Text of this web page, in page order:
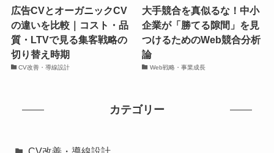
広告CVとオーガニックCV
の違いを比較｜コスト・品
質・LTVで見る集客戦略の
切り替え時期
CV改善・導線設計
大手競合を真似るな！中小
企業が「勝てる隙間」を見
つけるためのWeb競合分析
論
Web戦略・事業成長
カテゴリー